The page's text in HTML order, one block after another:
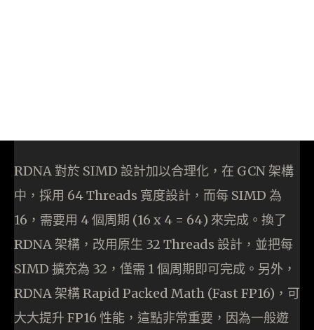
RDNA 對於 SIMD 設計加以合理化，在 GCN 架構
中，採用 64 Threads 寬度設計，而每 SIMD 為
16，需要用 4 個周期 (16 x 4 = 64) 來完成。換了
RDNA 架構，改用原生 32 Threads 設計，並把每
SIMD 擴充為 32，僅需 1 個周期即可完成。另外，
RDNA 架構 Rapid Packed Math (Fast FP16)，可
大大提升 FP16 性能，這點非常重要，因為一般遊